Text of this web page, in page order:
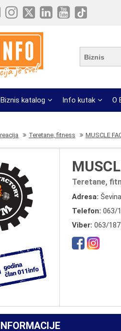
Biznis
Biznis katalog Info kutak O
Teretane, fitness MUSCLE
Teretane,
Adresa:
Telefon: 063/
Viber: 063/